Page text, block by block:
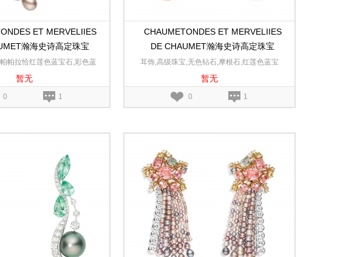
ET MERVELIIES
瀚海史诗高定珠宝
Mers汪洋彗星白金和玫
瑰金戒指
帕拉恰红莲色蓝宝石,彩色蓝
,珍珠,18K白金,18K玫瑰金
暂无
0 1
CHAUMETONDES ET MERVELIIES
DE CHAUMET瀚海史诗高定珠宝
Galets d’Or辉金耀石玫瑰金和白金耳环
耳饰,高级珠宝,无色钻石,摩根石,红莲色蓝宝
石,18K白金,18K玫瑰金
暂无
0 1